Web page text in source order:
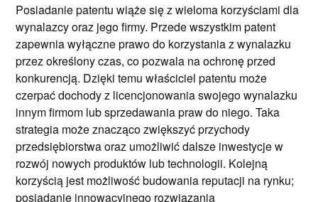
Posiadanie patentu wiąże się z wieloma korzyściami dla
wynalazcy oraz jego firmy. Przede wszystkim patent
zapewnia wyłączne prawo do korzystania z wynalazku
przez określony czas, co pozwala na ochronę przed
konkurencją. Dzięki temu właściciel patentu może
czerpać dochody z licencjonowania swojego wynalazku
innym firmom lub sprzedawania praw do niego. Taka
strategia może znacząco zwiększyć przychody
przedsiębiorstwa oraz umożliwić dalsze inwestycje w
rozwój nowych produktów lub technologii. Kolejną
korzyścią jest możliwość budowania reputacji na rynku;
posiadanie innowacyjnego rozwiązania